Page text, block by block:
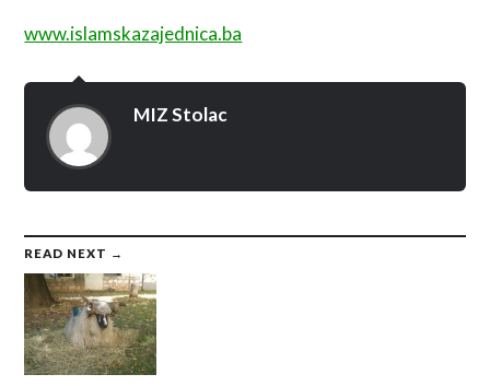
www.islamskazajednica.ba
MIZ Stolac
READ NEXT →